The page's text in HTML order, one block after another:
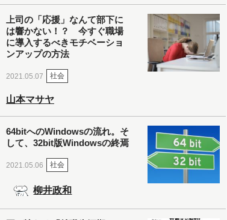
上司の「応援」なんて部下に
は響かない！？ 今すぐ職場
に導入するべきモチベーショ
ンアップの方法
2021.05.07 社会
山本マサヤ
64bitへのWindowsの流れ。そ
して、32bit版Windowsの終焉
2021.05.06 社会
柳井政和